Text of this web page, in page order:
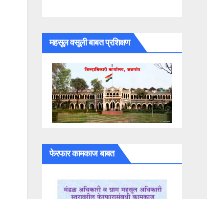
महसूल वसूली बाबत प्रशिक्षण
फेरफार कामकाज बाबत